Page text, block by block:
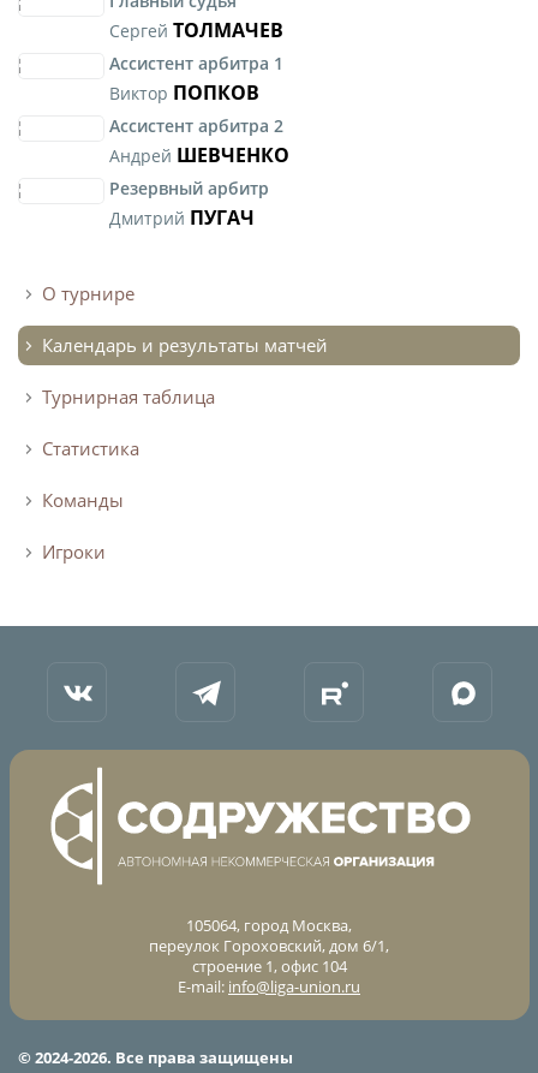
О турнире
Календарь и результаты матчей
Турнирная таблица
Статистика
Команды
Игроки
Сергей ТОЛМАЧЕВ
Ассистент арбитра 1
Виктор ПОПКОВ
Ассистент арбитра 2
Андрей ШЕВЧЕНКО
Резервный арбитр
Дмитрий ПУГАЧ
105064, город Москва,
переулок Гороховский, дом 6/1,
строение 1, офис 104
E-mail: info@liga-union.ru
© 2024-2026. Все права защищены